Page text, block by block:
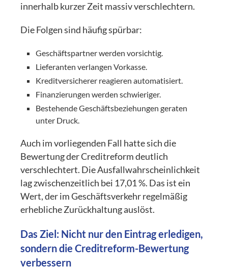
innerhalb kurzer Zeit massiv verschlechtern.
Die Folgen sind häufig spürbar:
Geschäftspartner werden vorsichtig.
Lieferanten verlangen Vorkasse.
Kreditversicherer reagieren automatisiert.
Finanzierungen werden schwieriger.
Bestehende Geschäftsbeziehungen geraten
unter Druck.
Auch im vorliegenden Fall hatte sich die
Bewertung der Creditreform deutlich
verschlechtert. Die Ausfallwahrscheinlichkeit
lag zwischenzeitlich bei 17,01 %. Das ist ein
Wert, der im Geschäftsverkehr regelmäßig
erhebliche Zurückhaltung auslöst.
Das Ziel: Nicht nur den Eintrag erledigen,
sondern die Creditreform-Bewertung
verbessern